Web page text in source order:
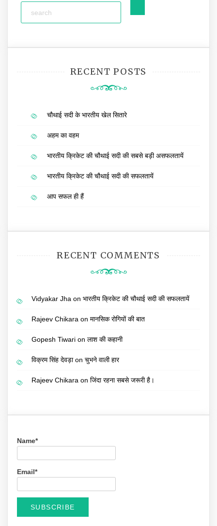
RECENT POSTS
चौथाई सदी के भारतीय खेल सितारे
अहम का वहम
भारतीय क्रिकेट की चौथाई सदी की सबसे बड़ी असफलतायें
भारतीय क्रिकेट की चौथाई सदी की सफलतायें
आप सफल ही हैं
RECENT COMMENTS
Vidyakar Jha on भारतीय क्रिकेट की चौथाई सदी की सफलतायें
Rajeev Chikara on मानसिक रोगियों की बात
Gopesh Tiwari on लाश की कहानी
विक्रम सिंह देवड़ाon चुभने वाली हार
Rajeev Chikara on जिंदा रहना सबसे जरूरी है।
Name*
Email*